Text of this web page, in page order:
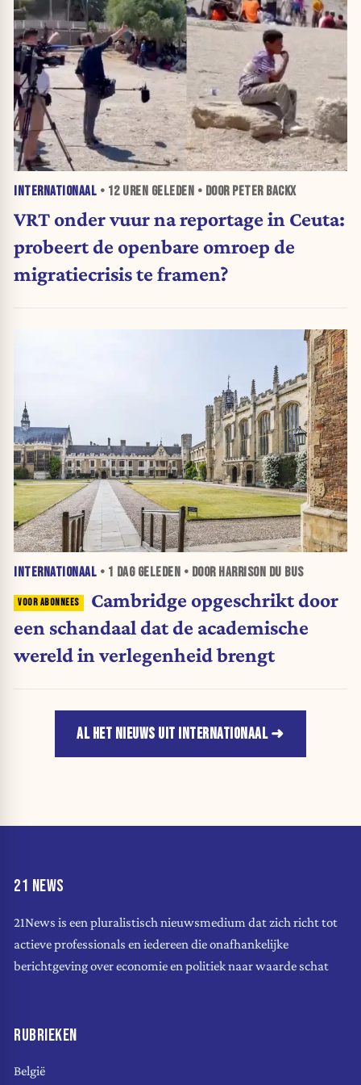
INTERNATIONAAL • 12 UREN GELEDEN • DOOR PETER BACKX
VRT onder vuur na reportage in Ceuta:
probeert de openbare omroep de
migratiecrisis te framen?
INTERNATIONAAL • 1 DAGGELEDEN • DOOR HARRISON DU BUS
Cambridge opgeschrikt door
een schandaal dat de academische
wereld in verlegenheid brengt
AL HET NIEUWS UIT INTERNATIONAAL
21 NEWS
21News is een pluralistisch nieuwsmedium dat zich richt tot
actieve professionals en iedereen die onafhankelijke
berichtgeving over economie en politiek naar waarde schat
RUBRIEKEN
België